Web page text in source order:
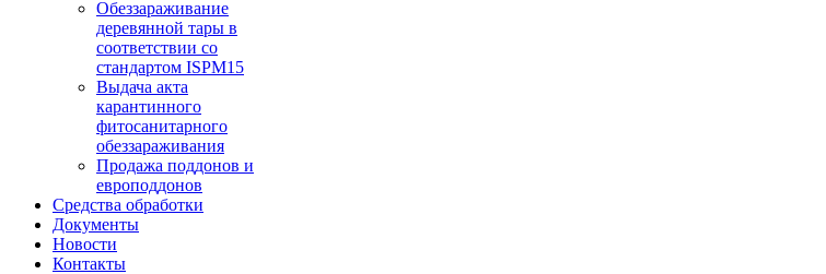
Обеззараживание
деревянной тары в
соответствии со
стандартом ISPM15
Выдача акта
карантинного
фитосанитарного
обеззараживания
Продажа поддонов и
европоддонов
Средства обработки
Документы
Новости
Контакты